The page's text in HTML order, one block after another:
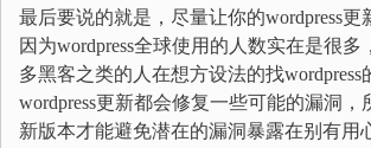
最后要说的就是，尽量让你的wordpress更
因为wordpress全球使用的人数实在是很多
多黑客之类的人在想方设法的找wordpress
wordpress更新都会修复一些可能的漏洞，
新版本才能避免潜在的漏洞暴露在别有用